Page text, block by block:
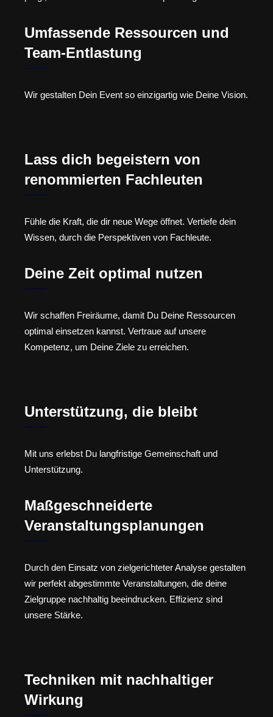
Umfassende Ressourcen und
Team-Entlastung
Wir gestalten Dein Event so einzigartig wie Deine Vision.
Lass dich begeistern von
renommierten Fachleuten
Fühle die Kraft, die dir neue Wege öffnet. Vertiefe dein
Wissen, durch die Perspektiven von Fachleute.
Deine Zeit optimal nutzen
Wir schaffen Freiräume, damit Du Deine Ressourcen
optimal einsetzen kannst. Vertraue auf unsere
Kompetenz, um Deine Ziele zu erreichen.
Unterstützung, die bleibt
Mit uns erlebst Du langfristige Gemeinschaft und
Unterstützung.
Maßgeschneiderte
Veranstaltungsplanungen
Durch den Einsatz von zielgerichteter Analyse gestalten
wir perfekt abgestimmte Veranstaltungen, die deine
Zielgruppe nachhaltig beeindrucken. Effizienz sind
unsere Stärke.
Techniken mit nachhaltiger
Wirkung